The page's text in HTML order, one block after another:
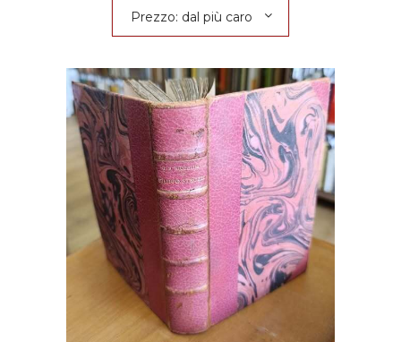
caro
Prezzo: dal più caro